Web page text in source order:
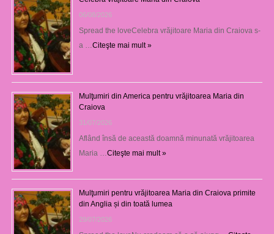
06/08/2026
Spread the loveCelebra vrăjitoare Maria din Craiova s-
a …Citeşte mai mult »
Mulţumiri din America pentru vrăjitoarea Maria din
Craiova
31/07/2026
Aflând însă de această doamnă minunată vrăjitoarea
Maria …Citeşte mai mult »
Mulţumiri pentru vrăjitoarea Maria din Craiova primite
din Anglia și din toată lumea
29/07/2026